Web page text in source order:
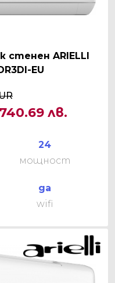
стенен ARIELLI
EU
лв.
24
мощност
да
wifi